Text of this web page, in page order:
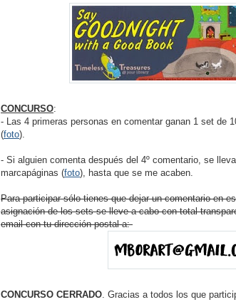
CONCURSO:
- Las 4 primeras personas en comentar ganan 1 set de
(foto).
- Si alguien comenta después del 4º comentario, se
marcapáginas (foto), hasta que se me acaben.
Para participar sólo tienes que dejar un comentario en
asignación de los sets se lleve a cabo con total
email con tu dirección postal a:
CONCURSO CERRADO. Gracias a todos los que